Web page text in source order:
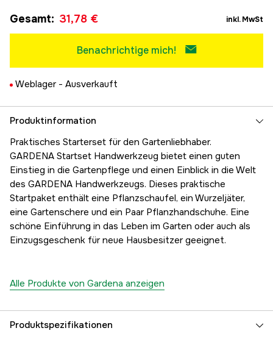
Gesamt: 31,78 € inkl. MwSt
Benachrichtige mich!
Weblager - Ausverkauft
Produktinformation
Praktisches Starterset für den Gartenliebhaber.
GARDENA Startset Handwerkzeug bietet einen guten
Einstieg in die Gartenpflege und einen Einblick in die Welt
des GARDENA Handwerkzeugs. Dieses praktische
Startpaket enthält eine Pflanzschaufel, ein Wurzeljäter,
eine Gartenschere und ein Paar Pflanzhandschuhe. Eine
schöne Einführung in das Leben im Garten oder auch als
Einzugsgeschenk für neue Hausbesitzer geeignet.
Alle Produkte von Gardena anzeigen
Produktspezifikationen